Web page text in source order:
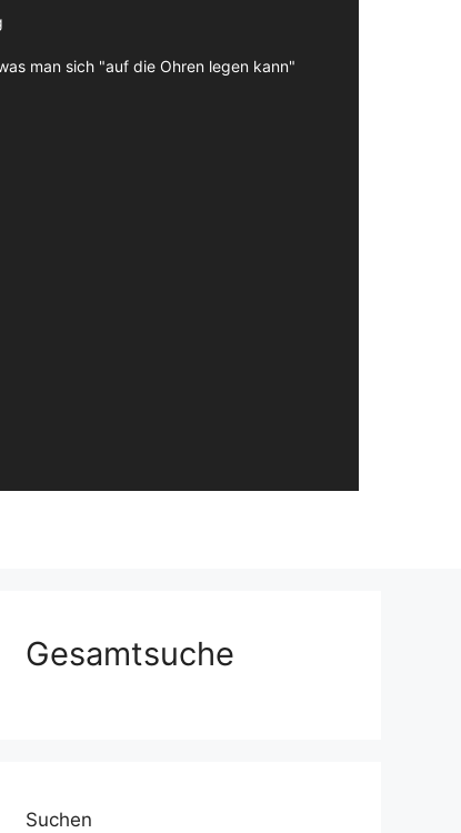
man sich "auf die Ohren legen kann"
Gesamtsuche
Suchen